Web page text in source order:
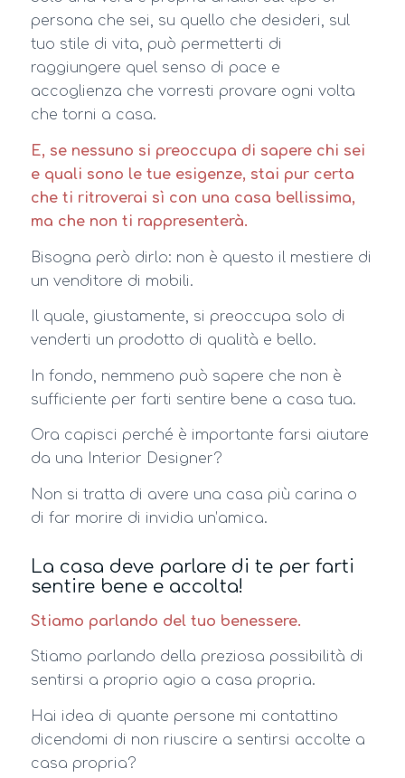
persona che sei, su quello che desideri, sul
tuo stile di vita, può permetterti di
raggiungere quel senso di pace e
accoglienza che vorresti provare ogni volta
che torni a casa.
E, se nessuno si preoccupa di sapere chi sei
e quali sono le tue esigenze, stai pur certa
che ti ritroverai sì con una casa bellissima,
ma che non ti rappresenterà.
Bisogna però dirlo: non è questo il mestiere di
un venditore di mobili.
Il quale, giustamente, si preoccupa solo di
venderti un prodotto di qualità e bello.
In fondo, nemmeno può sapere che non è
sufficiente per farti sentire bene a casa tua.
Ora capisci perché è importante farsi aiutare
da una Interior Designer?
Non si tratta di avere una casa più carina o
di far morire di invidia un’amica.
La casa deve parlare di te per farti
sentire bene e accolta!
Stiamo parlando del tuo benessere.
Stiamo parlando della preziosa possibilità di
sentirsi a proprio agio a casa propria.
Hai idea di quante persone mi contattino
dicendomi di non riuscire a sentirsi accolte a
casa propria?